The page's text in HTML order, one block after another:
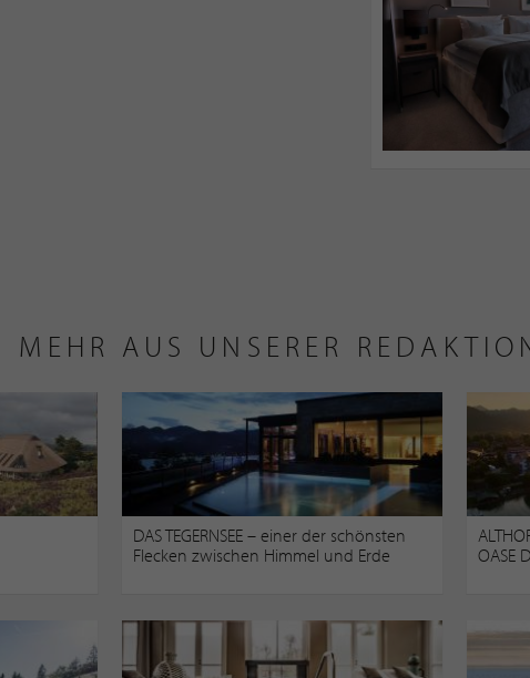
MEHR AUS UNSERER
DAS TEGERNSEE – einer der schönsten
Flecken zwischen Himmel und Erde
OASE